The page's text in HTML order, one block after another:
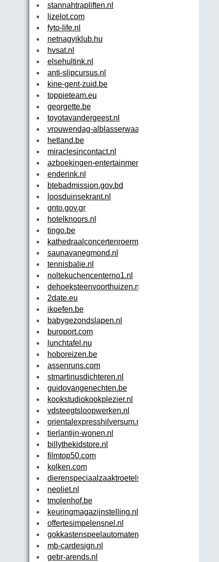
stannahtrapliften.nl
lizelot.com
fyto-life.nl
netnagyiklub.hu
hvsat.nl
elsehultink.nl
anti-slipcursus.nl
kine-gent-zuid.be
toppieteam.eu
georgette.be
toyotavandergeest.nl
vrouwendag-alblasserwaard.nl
hetland.be
miraclesincontact.nl
azboekingen-entertainment.com
enderink.nl
btebadmission.gov.bd
loosduinsekrant.nl
gnto.gov.gr
hotelknoors.nl
tingo.be
kathedraalconcertenroermond.nl
saunavanegmond.nl
tennisbalie.nl
noltekuchencenterno1.nl
dehoeksteenvoorthuizen.nl
2date.eu
ikoefen.be
babygezondslapen.nl
buroport.com
lunchtafel.nu
hoboreizen.be
assenruns.com
stmartinusdichteren.nl
guidovangenechten.be
kookstudiokookplezier.nl
vdsteegtsloopwerken.nl
orientalexpresshilversum.nl
tierlantijn-wonen.nl
billythekidstore.nl
filmtop50.com
kolken.com
dierenspeciaalzaaktroetels.be
neoliet.nl
tmolenhof.be
keuringmagazijnstelling.nl
offertesimpelensnel.nl
gokkastenspeelautomaten.org
mb-cardesign.nl
gebr-arends.nl